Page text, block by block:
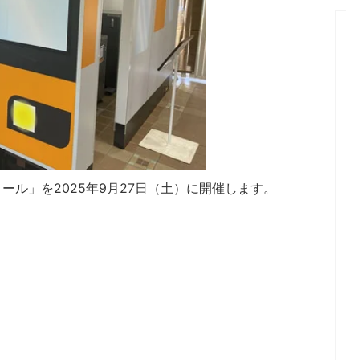
ル」を2025年9月27日（土）に開催します。